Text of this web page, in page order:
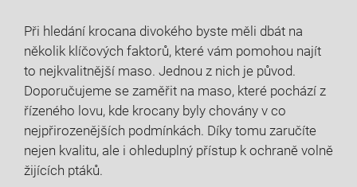
Při hledání krocana divokého byste měli dbát na
několik klíčových faktorů, které vám pomohou najít
to nejkvalitnější maso. Jednou z nich je původ.
Doporučujeme se zaměřit na maso, které pochází z
řízeného lovu, kde krocany byly chovány v co
nejpřirozenějších podmínkách. Díky tomu zaručíte
nejen kvalitu, ale i ohleduplný přístup k ochraně volně
žijících ptáků.